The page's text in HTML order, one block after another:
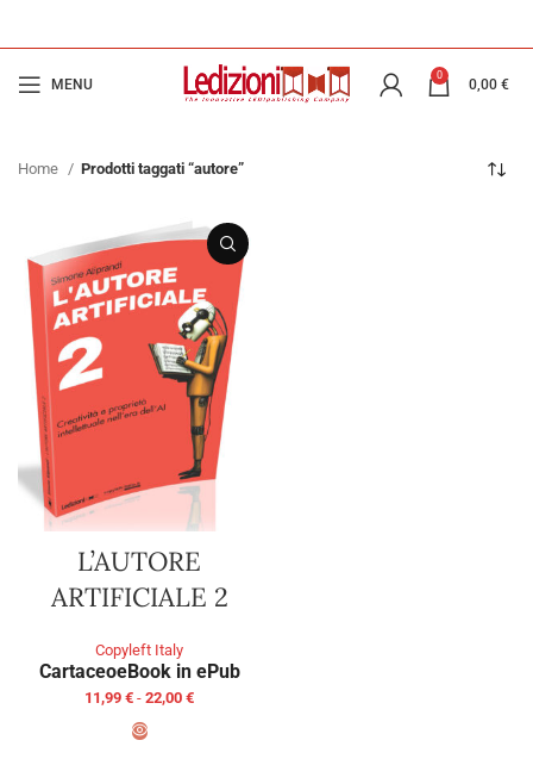
MENU
0
0,00 €
Home Prodotti taggati “autore”
L’AUTORE
ARTIFICIALE 2
Copyleft Italy
CartaceoeBook in ePub
11,99 € - 22,00 €